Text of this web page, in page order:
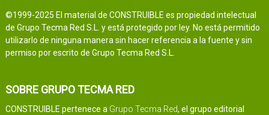
©1999-2025 El material de CONSTRUIBLE es propiedad intelectual
de Grupo Tecma Red S.L. y está protegido por ley. No está permitido
utilizarlo de ninguna manera sin hacer referencia a la fuente y sin
permiso por escrito de Grupo Tecma Red S.L.
SOBRE GRUPO TECMA RED
CONSTRUIBLE pertenece a Grupo Tecma Red, el grupo editorial